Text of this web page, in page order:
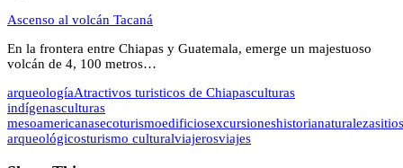
Ascenso al volcán Tacaná
En la frontera entre Chiapas y Guatemala, emerge un majestuoso
volcán de 4, 100 metros…
arqueologíaAtractivos turisticos de Chiapasculturas
indígenasculturas
mesoamericanasecoturismoedificiosexcursioneshistorianaturalezasitios
arqueológicosturismo culturalviajerosviajes